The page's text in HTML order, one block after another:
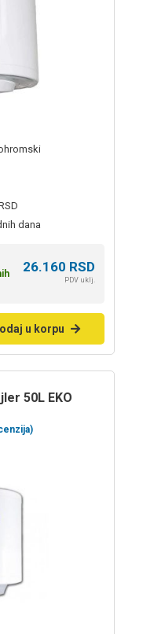
dana
26.160 RSD
PDV uklj.
u korpu
50L EKO